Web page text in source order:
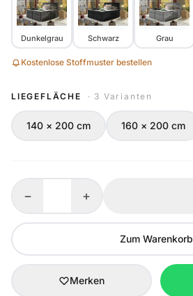
Dunkelgrau Schwarz Grau
Kostenlose Stoffmuster bestellen
LIEGEFLÄCHE · 3 Varianten
140 × 200 cm 160 × 200 cm
− +
Zum Warenkorb
Merken